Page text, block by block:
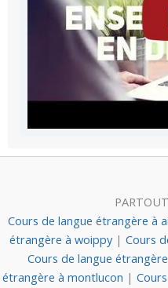
Cours de langue étrangère à
étrangère à woippy | Cours
Cours de langue
étrangère à montlucon |